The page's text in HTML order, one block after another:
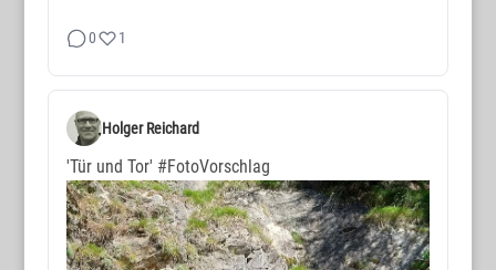
0 1
Holger Reichard
'Tür und Tor' #FotoVorschlag